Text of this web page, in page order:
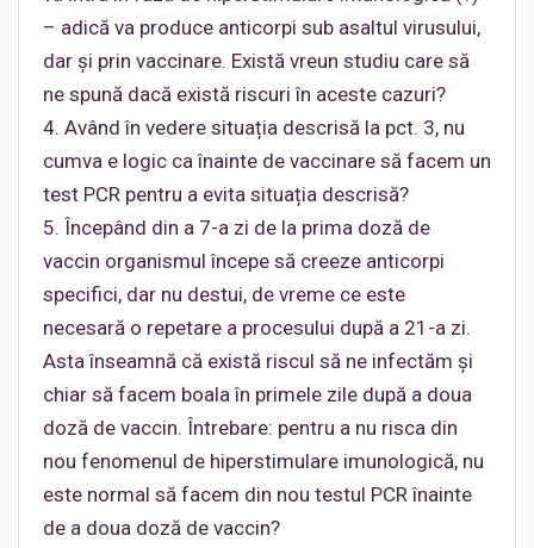
– adică va produce anticorpi sub asaltul virusului,
dar și prin vaccinare. Există vreun studiu care să
ne spună dacă există riscuri în aceste cazuri?
4. Având în vedere situația descrisă la pct. 3, nu
cumva e logic ca înainte de vaccinare să facem un
test PCR pentru a evita situația descrisă?
5. Începând din a 7-a zi de la prima doză de
vaccin organismul începe să creeze anticorpi
specifici, dar nu destui, de vreme ce este
necesară o repetare a procesului după a 21-a zi.
Asta înseamnă că există riscul să ne infectăm și
chiar să facem boala în primele zile după a doua
doză de vaccin. Întrebare: pentru a nu risca din
nou fenomenul de hiperstimulare imunologică, nu
este normal să facem din nou testul PCR înainte
de a doua doză de vaccin?